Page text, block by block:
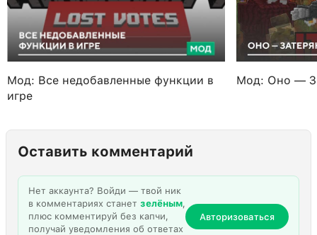
Мод: Все недобавленные функции в
игре
Мод: Оно —
Оставить комментарий
Нет аккаунта? Войди — твой ник
в комментариях станет зелёным,
плюс комментируй без капчи,
получай уведомления об ответах
Авторизоваться